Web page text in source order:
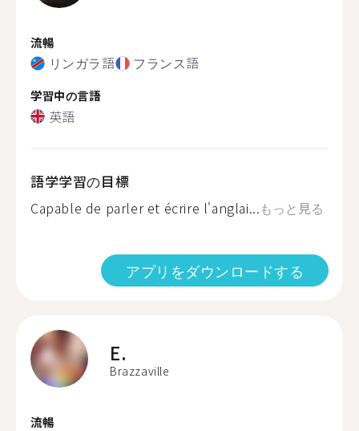
流暢
リンガラ語 フランス語
学習中の言語
英語
語学学習の目標
Capable de parler et écrire l'anglai...もっと見る
アプリをダウンロードする
E.
Brazzaville
流暢